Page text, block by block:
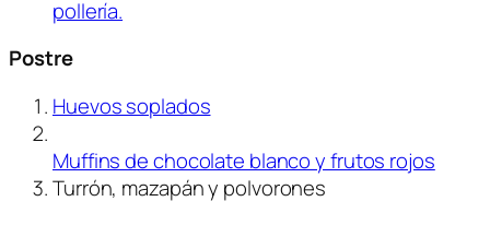
pollería.
Postre
Huevos soplados
Muffins de chocolate blanco y frutos rojos
Turrón, mazapán y polvorones